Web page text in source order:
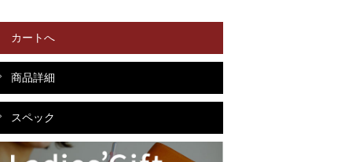
カートへ
商品詳細
スペック